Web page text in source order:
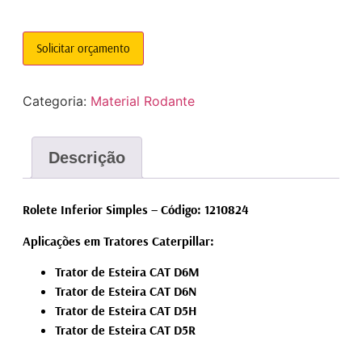
Solicitar orçamento
Categoria: Material Rodante
Descrição
Rolete Inferior Simples – Código: 1210824
Aplicações em Tratores Caterpillar:
Trator de Esteira CAT D6M
Trator de Esteira CAT D6N
Trator de Esteira CAT D5H
Trator de Esteira CAT D5R